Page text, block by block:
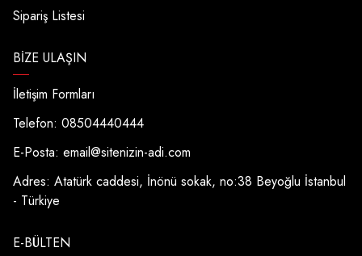
Sipariş Listesi
BIZE ULAŞIN
İletişim Formları
Telefon: 08504440444
E-Posta: email@sitenizin-adi.com
Adres: Atatürk caddesi, İnönü sokak, no:38 Beyoğlu İstanbul
- Türkiye
E-BÜLTEN